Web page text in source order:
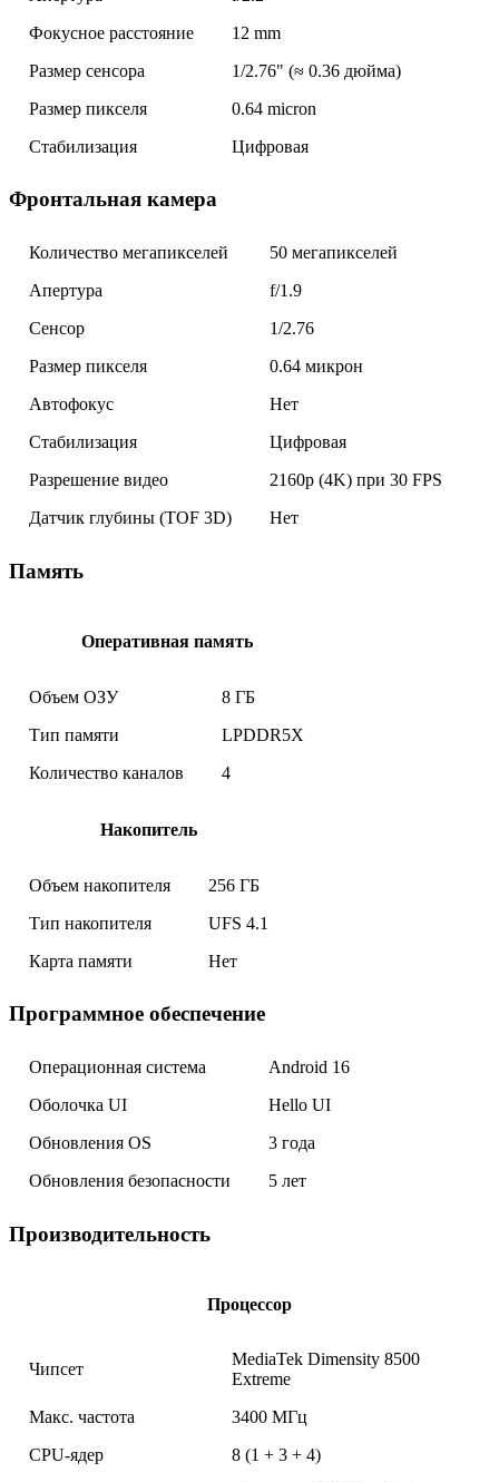
Фокусное расстояние
12 mm
Размер сенсора
1/2.76" (≈ 0.36 дюйма)
Размер пикселя
0.64 micron
Стабилизация
Цифровая
Фронтальная камера
Количество мегапикселей
50 мегапикселей
Апертура
f/1.9
Сенсор
1/2.76
Размер пикселя
0.64 микрон
Автофокус
Нет
Стабилизация
Цифровая
Разрешение видео
2160p (4K) при 30 FPS
Датчик глубины (TOF 3D)
Нет
Память
Оперативная память
Объем ОЗУ
8 ГБ
Тип памяти
LPDDR5X
Количество каналов
4
Накопитель
Объем накопителя
256 ГБ
Тип накопителя
UFS 4.1
Карта памяти
Нет
Программное обеспечение
Операционная система
Android 16
Оболочка UI
Hello UI
Обновления OS
3 года
Обновления безопасности
5 лет
Производительность
Процессор
Чипсет
MediaTek Dimensity 8500
Extreme
Макс. частота
3400 МГц
CPU-ядер
8 (1 + 3 + 4)